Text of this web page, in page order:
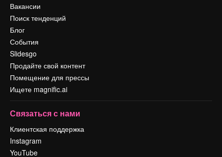
Вакансии
Поиск тенденций
Блог
События
Slidesgo
Продайте свой контент
Помещение для прессы
Ищете magnific.ai
Связаться с нами
Клиентская поддержка
Instagram
YouTube